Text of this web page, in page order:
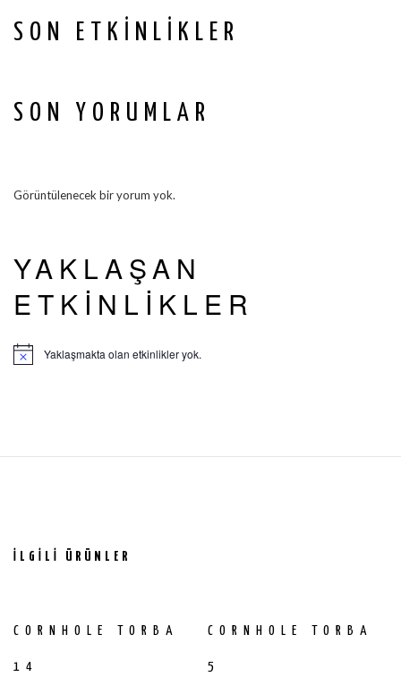
SON ETKINLIKLER
SON YORUMLAR
Görüntülenecek bir yorum yok.
YAKLAŞAN
ETKINLIKLER
Yaklaşmakta olan etkinlikler yok.
İLGILI ÜRÜNLER
CORNHOLE TORBA
14
CORNHOLE TORBA
5